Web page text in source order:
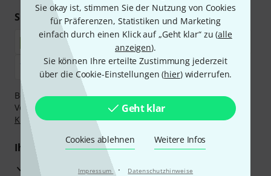
Sie okay ist, stimmen Sie der Nutzung von Cookies
für Präferenzen, Statistiken und Marketing
einfach durch einen Klick auf „Geht klar“ zu (alle
anzeigen).
Sie können Ihre erteilte Zustimmung jederzeit
über die Cookie-Einstellungen (hier) widerrufen.
Geht klar
Cookies ablehnen Weitere Infos
Impressum · Datenschutzhinweise
Sicher einkaufen & bezahlen
Bezahlen Sie vertraulich und sicher per Nachnahme,
Vorkasse, PayPal, Amazon Pay,Klarna Sofort bezahlen
,
Klarna Ratenzahlungoder Kreditkarte.
Ihre Vorteile
3 Jahre Thomann Garantie